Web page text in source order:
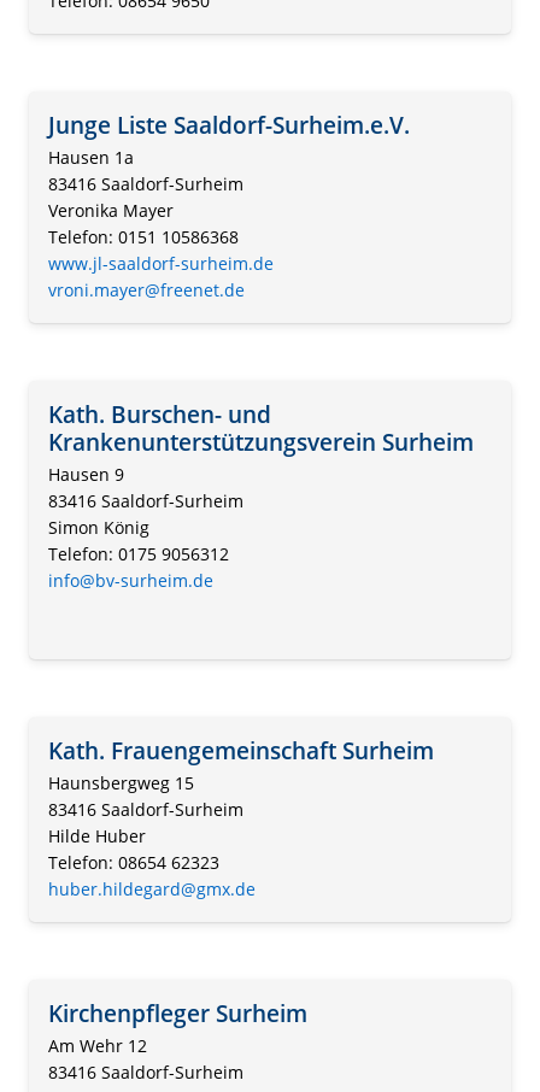
Junge Liste Saaldorf-Surheim.e.V.
Hausen 1a
83416 Saaldorf-Surheim
Veronika Mayer
Telefon: 0151 10586368
www.jl-saaldorf-surheim.de
vroni.mayer@freenet.de
Kath. Burschen- und
Krankenunterstützungsverein Surheim
Hausen 9
83416 Saaldorf-Surheim
Simon König
Telefon: 0175 9056312
info@bv-surheim.de
Kath. Frauengemeinschaft Surheim
Haunsbergweg 15
83416 Saaldorf-Surheim
Hilde Huber
Telefon: 08654 62323
huber.hildegard@gmx.de
Kirchenpfleger Surheim
Am Wehr 12
83416 Saaldorf-Surheim